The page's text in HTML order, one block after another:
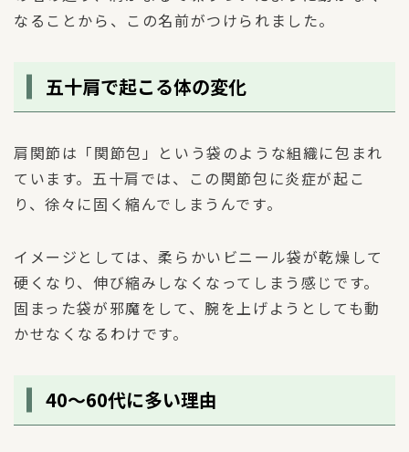
なることから、この名前がつけられました。
五十肩で起こる体の変化
肩関節は「関節包」という袋のような組織に包まれ
ています。五十肩では、この関節包に炎症が起こ
り、徐々に固く縮んでしまうんです。
イメージとしては、柔らかいビニール袋が乾燥して
硬くなり、伸び縮みしなくなってしまう感じです。
固まった袋が邪魔をして、腕を上げようとしても動
かせなくなるわけです。
40〜60代に多い理由